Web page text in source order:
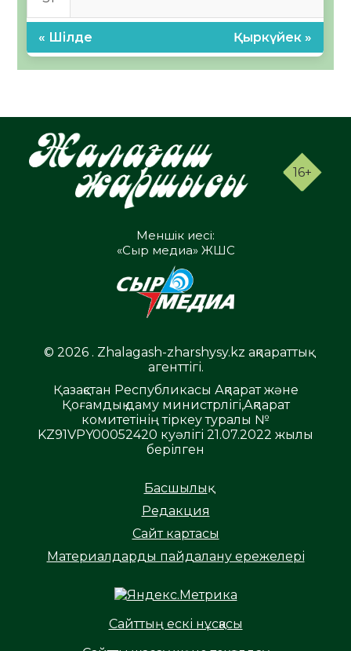
« Шілде Қыркүйек »
16+
Меншік иесі:
«Сыр медиа» ЖШС
© 2026 . Zhalagash-zharshysy.kz ақпараттық
агенттігі.
Қазақстан Республикасы Ақпарат және
Қоғамдық даму министрлігі,Ақпарат
комитетінің тіркеу туралы №
KZ91VPY00052420 куәлігі 21.07.2022 жылы
берілген
Басшылық
Редакция
Сайт картасы
Материалдарды пайдалану ережелері
Сайттың ескі нұсқасы